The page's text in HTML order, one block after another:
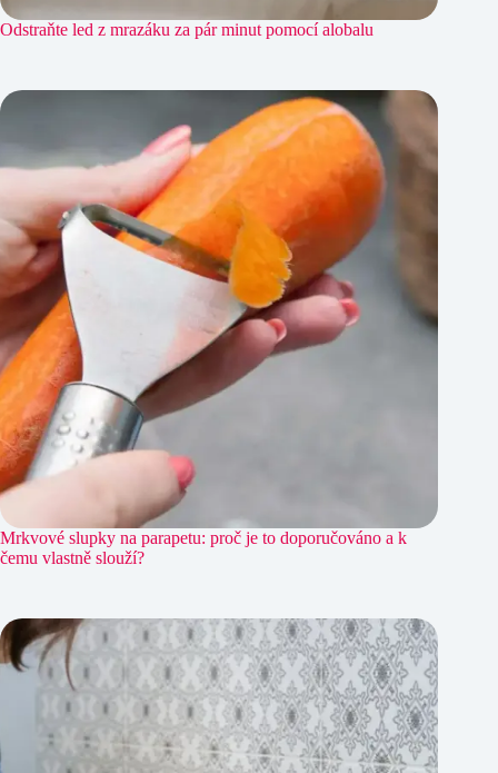
Odstraňte led z mrazáku za pár minut pomocí alobalu
Mrkvové slupky na parapetu: proč je to doporučováno a k
čemu vlastně slouží?